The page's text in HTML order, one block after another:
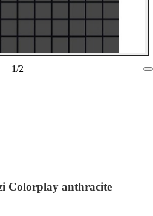
1/2
Colorplay anthracite